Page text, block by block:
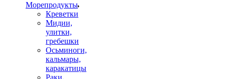
Морепродукты
Креветки
Мидии,
улитки,
гребешки
Осьминоги,
кальмары,
каракатицы
Раки,